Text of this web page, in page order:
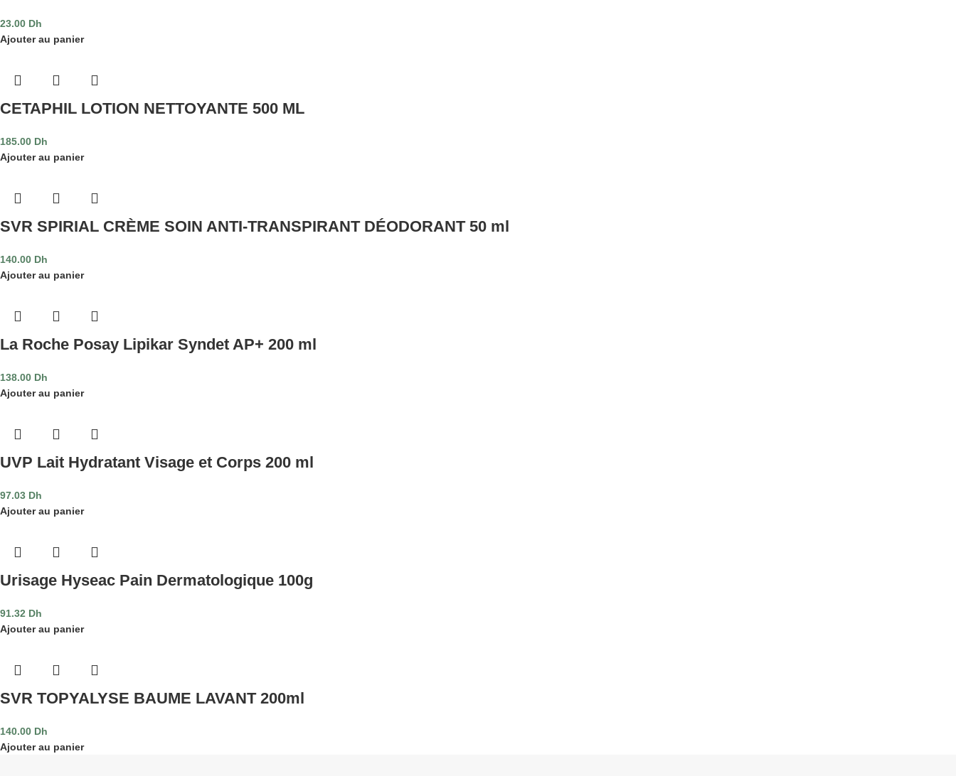
23.00 Dh
Ajouter au panier
CETAPHIL LOTION NETTOYANTE 500 ML
185.00 Dh
Ajouter au panier
SVR SPIRIAL CRÈME SOIN ANTI-TRANSPIRANT DÉODORANT 50 ml
140.00 Dh
Ajouter au panier
La Roche Posay Lipikar Syndet AP+ 200 ml
138.00 Dh
Ajouter au panier
UVP Lait Hydratant Visage et Corps 200 ml
97.03 Dh
Ajouter au panier
Urisage Hyseac Pain Dermatologique 100g
91.32 Dh
Ajouter au panier
SVR TOPYALYSE BAUME LAVANT 200ml
140.00 Dh
Ajouter au panier